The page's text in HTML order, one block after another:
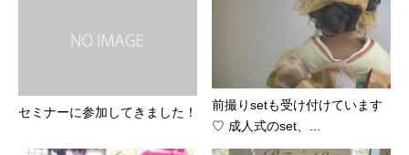
セミナーに参加してきました！
前撮りsetも受け付けています
♡ 成人式のset、...